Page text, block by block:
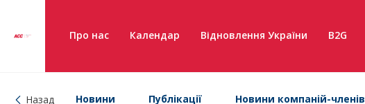
Про нас Календар Відновлення України B2G
Назад Новини Публікації Новини компаній-членів